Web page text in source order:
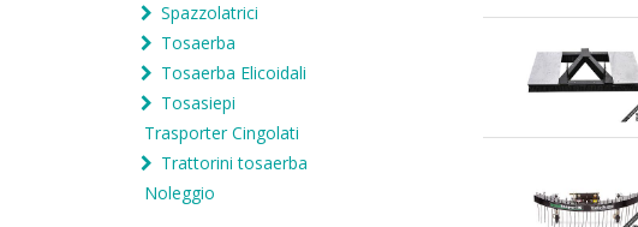
Spazzolatrici
Tosaerba
Tosaerba Elicoidali
Tosasiepi
Trasporter Cingolati
Trattorini tosaerba
Noleggio